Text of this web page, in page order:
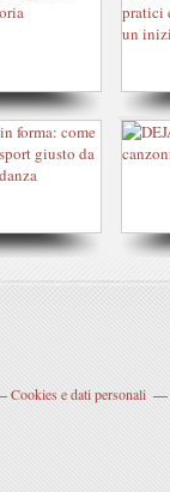
Cookies e dati personali